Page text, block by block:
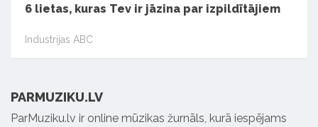
6 lietas, kuras Tev ir jāzina par izpildītājiem
Industrijas ABC
PARMUZIKU.LV
ParMuziku.lv ir online mūzikas žurnāls, kurā iespējams